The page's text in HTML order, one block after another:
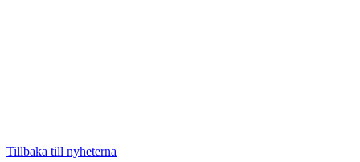
Tillbaka till nyheterna